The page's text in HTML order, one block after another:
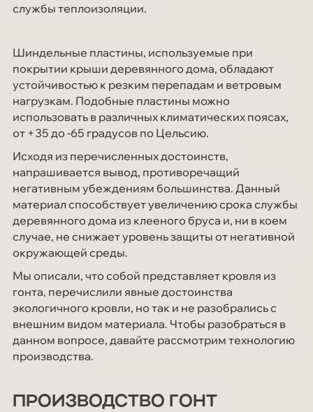
службы теплоизоляции.
Шиндельные пластины, используемые при
покрытии крыши деревянного дома, обладают
устойчивостью к резким перепадам и ветровым
нагрузкам. Подобные пластины можно
использовать в различных климатических поясах,
от +35 до -65 градусов по Цельсию.
Исходя из перечисленных достоинств,
напрашивается вывод, противоречащий
негативным убеждениям большинства. Данный
материал способствует увеличению срока службы
деревянного дома из клееного бруса и, ни в коем
случае, не снижает уровень защиты от негативной
окружающей среды.
Мы описали, что собой представляет кровля из
гонта, перечислили явные достоинства
экологичного кровли, но так и не разобрались с
внешним видом материала. Чтобы разобраться в
данном вопросе, давайте рассмотрим технологию
производства.
ПРОИЗВОДСТВО ГОНТ